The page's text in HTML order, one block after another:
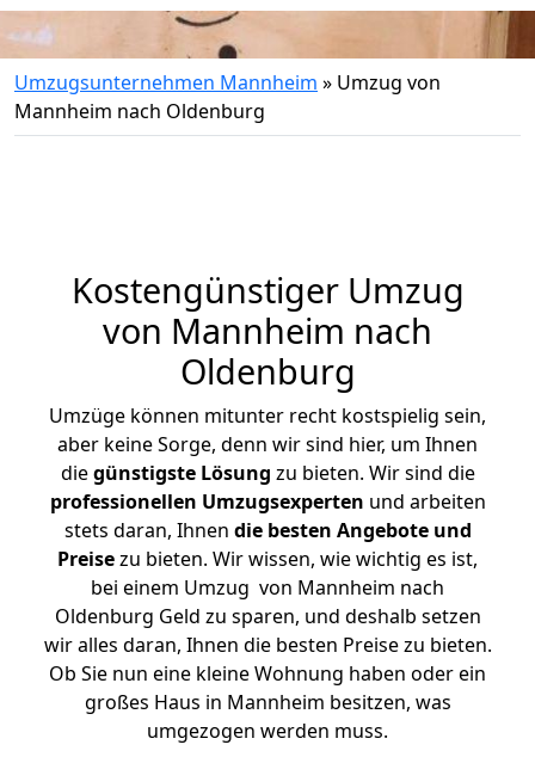
Umzugsunternehmen Mannheim » Umzug von
Mannheim nach Oldenburg
Kostengünstiger Umzug
von Mannheim nach
Oldenburg
Umzüge können mitunter recht kostspielig sein,
aber keine Sorge, denn wir sind hier, um Ihnen
diegünstigste Lösung zu bieten. Wir sind die
professionellen Umzugsexperten und arbeiten
stets daran, Ihnen die besten Angebote und
Preisezu bieten. Wir wissen, wie wichtig es ist,
bei einem Umzug von Mannheim nach
Oldenburg Geld zu sparen, und deshalb setzen
wir alles daran, Ihnen die besten Preise zu bieten.
Ob Sie nun eine kleine Wohnung haben oder ein
großes Haus in Mannheim besitzen, was
umgezogen werden muss.